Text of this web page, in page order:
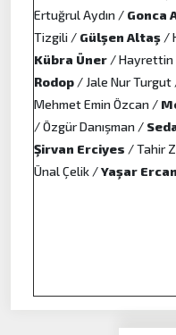
Ertuğrul Aydın / Gonca
Tizgili / Gülşen Altaş /
Kübra Üner / Hayrettin
Rodop / Jale Nur Turgut
Mehmet Emin Özcan /
/ Özgür Danışman /
Şirvan Erciyes / Tahir
Ünal Çelik /Yaşar Ercan